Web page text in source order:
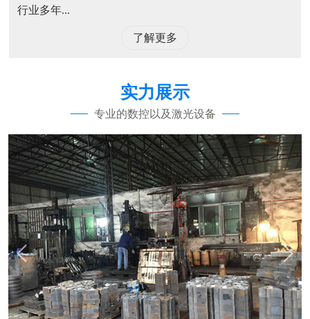
行业多年...
了解更多
实力展示
专业的数控以及激光设备